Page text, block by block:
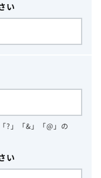
い
?」「&」「@」の
い